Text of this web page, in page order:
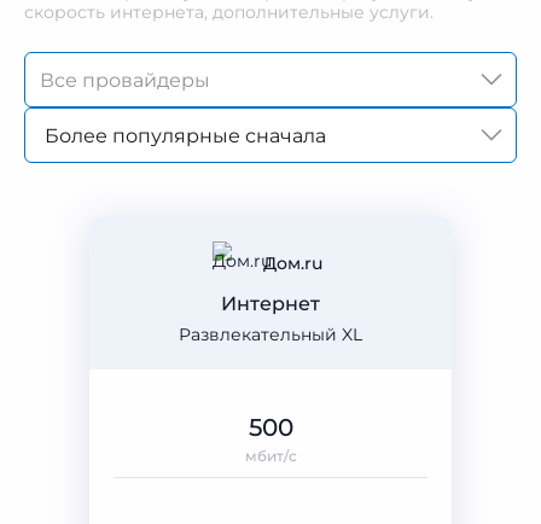
скорость интернета, дополнительные услуги.
Более популярные сначала
Дом.ru
Развлекательный XL
Интернет
500
мбит/с